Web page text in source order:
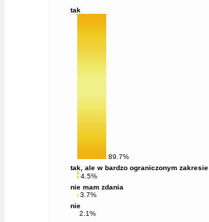
tak
89.7%
tak, ale w bardzo ograniczonym zakresie
4.5%
nie mam zdania
3.7%
nie
2.1%